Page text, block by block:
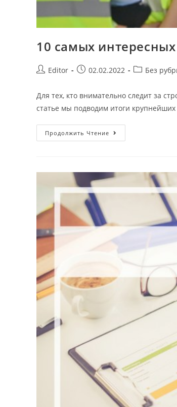
10 самых
PostEditor
Запись02.02.2022
PostБез
Для тех, кто внимательно следит за
статье мы подводим итоги
Продолжить Чтение
самых
строительной